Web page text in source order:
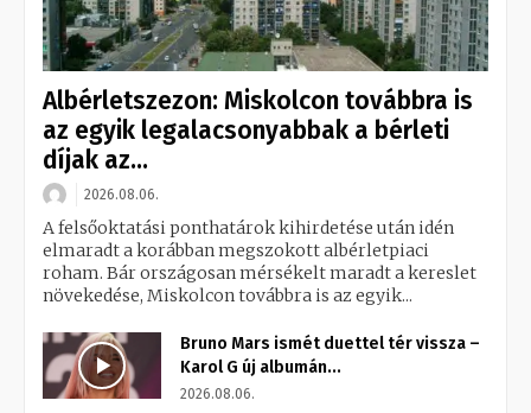
Albérletszezon: Miskolcon továbbra is
az egyik legalacsonyabbak a bérleti
díjak az...
2026.08.06.
A felsőoktatási ponthatárok kihirdetése után idén
elmaradt a korábban megszokott albérletpiaci
roham. Bár országosan mérsékelt maradt a kereslet
növekedése, Miskolcon továbbra is az egyik...
Bruno Mars ismét duettel tér vissza –
Karol G új albumán...
2026.08.06.